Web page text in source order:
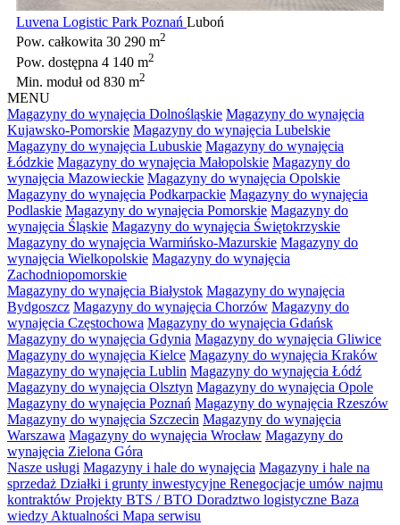
Luvena Logistic Park Poznań Luboń
Pow. całkowita 30 290 m2
Pow. dostępna 4 140 m2
Min. modułod 830 m2
MENU
Magazyny do wynajęcia Dolnośląskie Magazyny do wynajęcia
Kujawsko-Pomorskie Magazyny do wynajęcia Lubelskie
Magazyny do wynajęcia Lubuskie Magazyny do wynajęcia
Łódzkie Magazyny do wynajęcia Małopolskie Magazyny do
wynajęcia Mazowieckie Magazyny do wynajęcia Opolskie
Magazyny do wynajęcia Podkarpackie Magazyny do wynajęcia
Podlaskie Magazyny do wynajęcia Pomorskie Magazyny do
wynajęcia Śląskie Magazyny do wynajęcia Świętokrzyskie
Magazyny do wynajęcia Warmińsko-Mazurskie Magazyny do
wynajęcia Wielkopolskie Magazyny do wynajęcia
Zachodniopomorskie
Magazyny do wynajęcia Białystok Magazyny do wynajęcia
Bydgoszcz Magazyny do wynajęcia Chorzów Magazyny do
wynajęcia Częstochowa Magazyny do wynajęcia Gdańsk
Magazyny do wynajęcia Gdynia Magazyny do wynajęcia Gliwice
Magazyny do wynajęcia Kielce Magazyny do wynajęcia Kraków
Magazyny do wynajęcia Lublin Magazyny do wynajęcia Łódź
Magazyny do wynajęcia Olsztyn Magazyny do wynajęcia Opole
Magazyny do wynajęcia Poznań Magazyny do wynajęcia Rzeszów
Magazyny do wynajęcia Szczecin Magazyny do wynajęcia
Warszawa Magazyny do wynajęcia Wrocław Magazyny do
wynajęcia Zielona Góra
Nasze usługi Magazyny i hale do wynajęcia Magazyny i hale na
sprzedaż Działki i grunty inwestycyjne Renegocjacje umów najmu
kontraktów Projekty BTS / BTO Doradztwo logistyczne Baza
wiedzyAktualności Mapa serwisu